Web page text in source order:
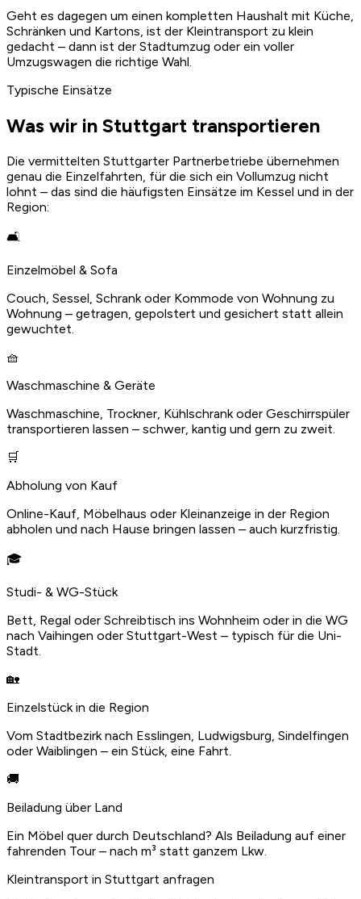
Geht es dagegen um einen kompletten Haushalt mit Küche,
Schränken und Kartons, ist der Kleintransport zu klein
gedacht – dann ist der Stadtumzug oder ein voller
Umzugswagen die richtige Wahl.
Typische Einsätze
Was wir in Stuttgart transportieren
Die vermittelten Stuttgarter Partnerbetriebe übernehmen
genau die Einzelfahrten, für die sich ein Vollumzug nicht
lohnt – das sind die häufigsten Einsätze im Kessel und in der
Region:
🛋️
Einzelmöbel & Sofa
Couch, Sessel, Schrank oder Kommode von Wohnung zu
Wohnung – getragen, gepolstert und gesichert statt allein
gewuchtet.
🧺
Waschmaschine & Geräte
Waschmaschine, Trockner, Kühlschrank oder Geschirrspüler
transportieren lassen – schwer, kantig und gern zu zweit.
🛒
Abholung von Kauf
Online-Kauf, Möbelhaus oder Kleinanzeige in der Region
abholen und nach Hause bringen lassen – auch kurzfristig.
🎓
Studi- & WG-Stück
Bett, Regal oder Schreibtisch ins Wohnheim oder in die WG
nach Vaihingen oder Stuttgart-West – typisch für die Uni-
Stadt.
🏡
Einzelstück in die Region
Vom Stadtbezirk nach Esslingen, Ludwigsburg, Sindelfingen
oder Waiblingen – ein Stück, eine Fahrt.
🚚
Beiladung über Land
Ein Möbel quer durch Deutschland? Als Beiladung auf einer
fahrenden Tour – nach m³ statt ganzem Lkw.
Kleintransport in Stuttgart anfragen